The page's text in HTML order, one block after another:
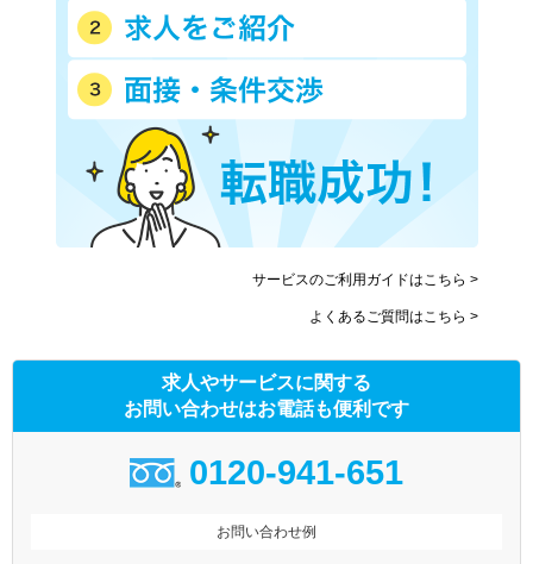
サービスのご利用ガイドはこちら >
よくあるご質問はこちら >
求人やサービスに関する
お問い合わせはお電話も便利です
0120-941-651
お問い合わせ例